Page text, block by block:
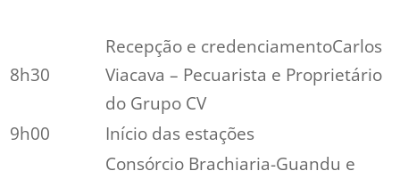
8h30
Recepção e credenciamentoCarlos
Viacava – Pecuarista e Proprietário
do Grupo CV
9h00
Início das estações
Consórcio Brachiaria-Guandu e